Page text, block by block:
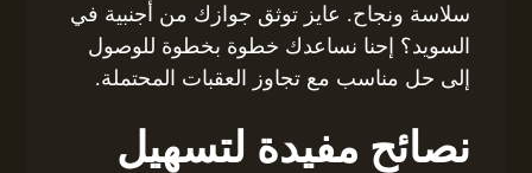
سلاسة ونجاح. عايز توثق جوازك من أجنبية في
السويد؟ إحنا نساعدك خطوة بخطوة للوصول
إلى حل مناسب مع تجاوز العقبات المحتملة.
نصائح مفيدة لتسهيل